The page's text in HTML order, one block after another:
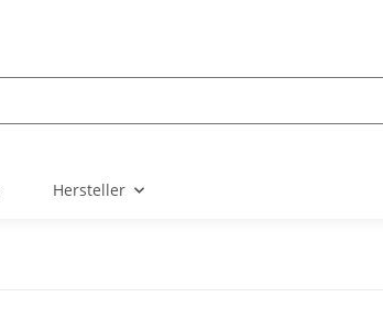
Hersteller